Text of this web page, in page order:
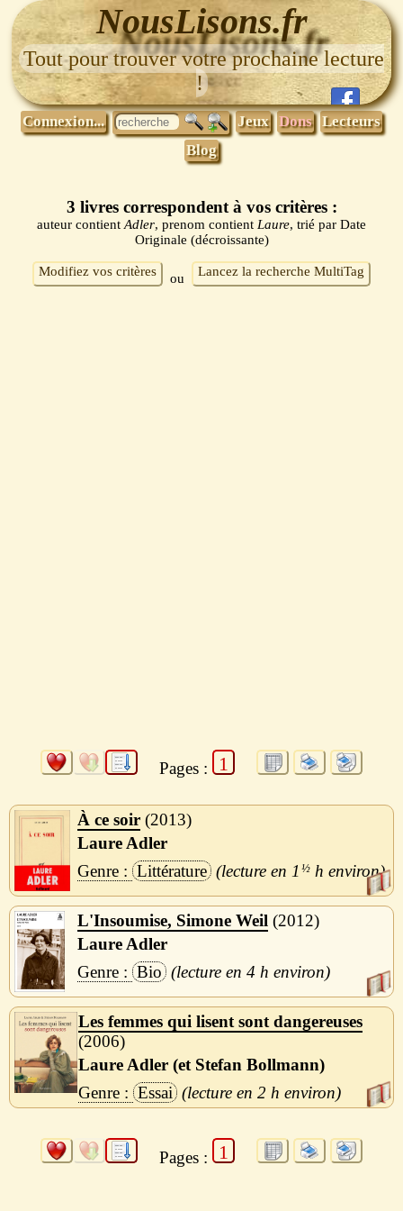
NousLisons.fr
Tout pour trouver votre prochaine lecture
!
Connexion... Jeux Dons Lecteurs
Blog
3 livres correspondent à vos critères :
auteur contientAdler, prenom contient Laure, trié par Date
Originale (décroissante)
Modifiez vos critères ou Lancez la recherche MultiTag
Pages : 1
À ce soir 2013
Laure Adler
Littérature
1 ½ h
L'Insoumise, Simone Weil
2012
Laure Adler
Bio
4 h
Les femmes qui lisent sont dangereuses
2006
Laure Adler (et Stefan Bollmann)
Essai
2 h
Pages : 1